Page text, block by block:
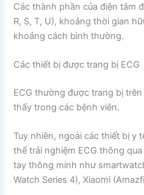
Các thành phần của điện tâm
R, S, T, U), khoảng thời gian
khoảng cách bình thường.
Các thiết bị được trang bị ECG
ECG thường được trang bị
thấy trong các bệnh viên.
Tuy nhiên, ngoài các thiết bị y
thể trải nghiệm ECG thông
tay thông minh như
Watch Series 4), Xiaomi